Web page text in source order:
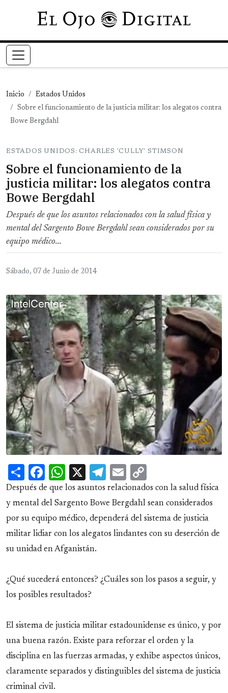
Pasar al contenido principal
Inicio
Estados Unidos
Sobre el funcionamiento de la justicia militar: los alegatos contra
Bowe Bergdahl
ESTADOS UNIDOS: CHARLES 'CULLY' STIMSON
Sobre el funcionamiento de la
justicia militar: los alegatos contra
Bowe Bergdahl
Después de que los asuntos relacionados con la salud física y
mental del Sargento Bowe Bergdahl sean considerados por su
equipo médico...
Sábado, 07 de Junio de 2014
ShareFacebook
WhatsApp
X Telegram
Email
Link
Después de que los asuntos relacionados con la salud física
y mental del Sargento Bowe Bergdahl sean considerados
por su equipo médico, dependerá del sistema de justicia
militar lidiar con los alegatos lindantes con su deserción de
su unidad en Afganistán.
¿Qué sucederá entonces? ¿Cuáles son los pasos a seguir, y
los posibles resultados?
El sistema de justicia militar estadounidense es único, y por
una buena razón. Existe para reforzar el orden y la
disciplina en las fuerzas armadas, y exhibe aspectos únicos,
claramente separados y distinguibles del sistema de justicia
criminal civil.